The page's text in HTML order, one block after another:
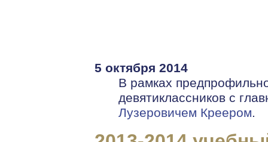
5 октября 2014
В рамках
девятиклассников с
Лузеровичем Креером.